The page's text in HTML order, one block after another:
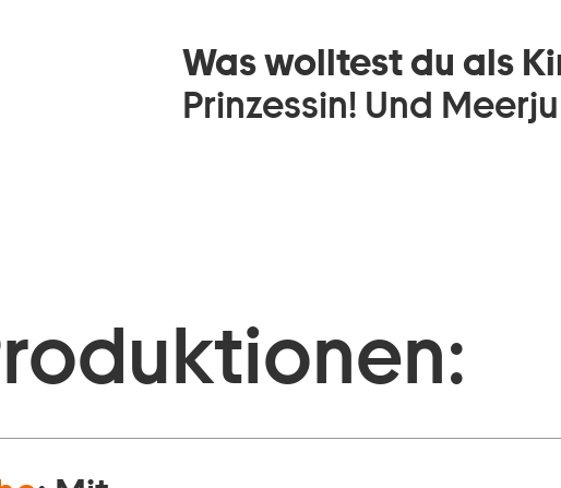
Was wolltest du als
Prinzessin! Und